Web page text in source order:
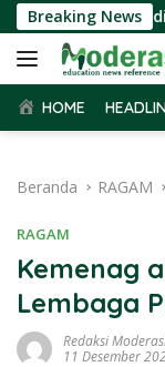
Langsung
ke
konten
Breaking News
Terima Audiensi
HOME
Beranda RAGAM
RAGAM
Kemenag
Lembaga
Redaksi
11 Desember